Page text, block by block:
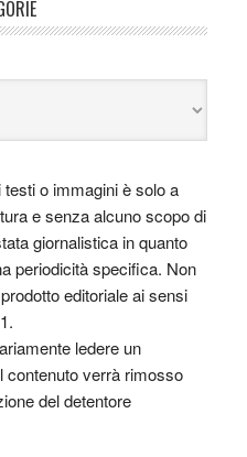
o immagini è solo a
e senza alcuno scopo di
giornalistica in quanto
periodicità specifica. Non
editoriale ai sensi
ledere un
contenuto verrà rimosso
del detentore